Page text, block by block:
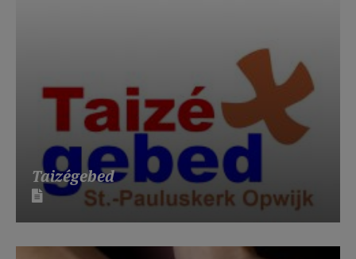
Taizégebed